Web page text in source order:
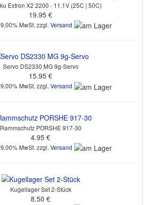
Extron X2 2200 - 11,1V (25C | 50C)
19.95 €
MwSt. zzgl. Versand
Servo DS2330 MG 9g-Servo
15.95 €
MwSt. zzgl. Versand
Rammschutz PORSHE 917-30
4.95 €
MwSt. zzgl. Versand
Kugellager Set 2-Stück
8.50 €